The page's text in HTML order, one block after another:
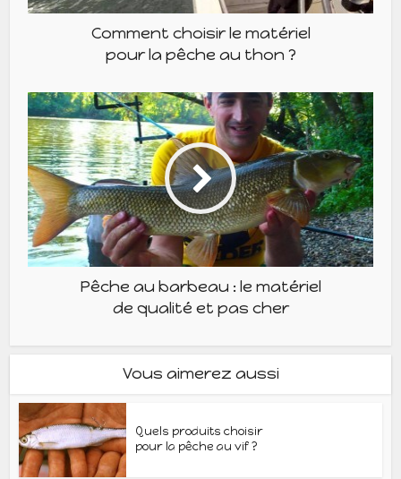
Comment choisir le matériel
pour la pêche au thon ?
Pêche au barbeau : le matériel
de qualité et pas cher
Vous aimerez aussi
Quels produits choisir
pour la pêche au vif ?